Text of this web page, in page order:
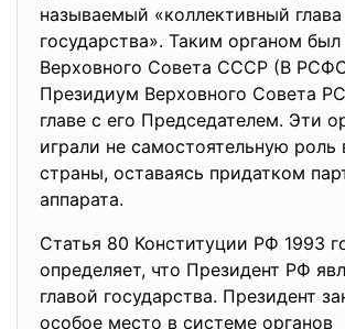
называемый «коллективный глава
государства». Таким органом
Верховного Совета СССР (В
Президиум Верховного Совета
главе с его Председателем. Эти
играли не самостоятельную роль
страны, оставаясь придатком
аппарата.
Статья 80 Конституции РФ 1993
определяет, что Президент РФ
главой государства. Президент
особое место в системе органов